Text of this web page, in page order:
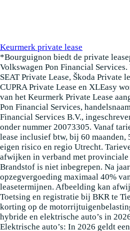
Keurmerk private lease
*Bourguignon biedt de private
Volkswagen Pon Financial
SEAT Private Lease, Škoda Private
CUPRA Private Lease en XLEasy
van het Keurmerk Private Lease
Pon Financial Services,
Financial Services B.V.,
onder nummer 20073305. Vanaf
lease inclusief btw, bij 60 maanden,
eigen risico en regio Utrecht.
afwijken in verband met provinciale
Brandstof is niet inbegrepen. Na
opzegvergoeding maximaal 40%
leasetermijnen. Afbeelding kan
Toetsing en registratie bij BKR te
korting op de
hybride en elektrische auto’s in
Elektrische auto’s: In 2026 geldt